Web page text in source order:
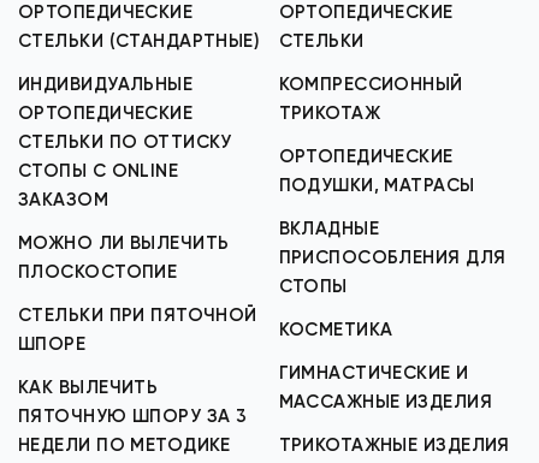
ОРТОПЕДИЧЕСКИЕ
СТЕЛЬКИ (СТАНДАРТНЫЕ)
ИНДИВИДУАЛЬНЫЕ
ОРТОПЕДИЧЕСКИЕ
СТЕЛЬКИ ПО ОТТИСКУ
СТОПЫ С ONLINE
ЗАКАЗОМ
МОЖНО ЛИ ВЫЛЕЧИТЬ
ПЛОСКОСТОПИЕ
СТЕЛЬКИ ПРИ ПЯТОЧНОЙ
ШПОРЕ
КАК ВЫЛЕЧИТЬ
ПЯТОЧНУЮ ШПОРУ ЗА 3
НЕДЕЛИ ПО МЕТОДИКЕ
ОРТОПЕДИЧЕСКИЕ
СТЕЛЬКИ
КОМПРЕССИОННЫЙ
ТРИКОТАЖ
ОРТОПЕДИЧЕСКИЕ
ПОДУШКИ, МАТРАСЫ
ВКЛАДНЫЕ
ПРИСПОСОБЛЕНИЯ ДЛЯ
СТОПЫ
КОСМЕТИКА
ГИМНАСТИЧЕСКИЕ И
МАССАЖНЫЕ ИЗДЕЛИЯ
ТРИКОТАЖНЫЕ ИЗДЕЛИЯ